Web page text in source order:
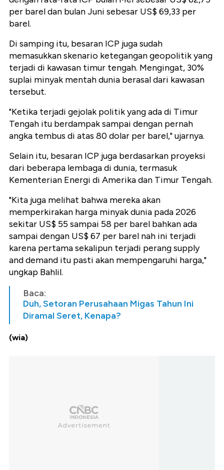
per barel dan bulan Juni sebesar US$ 69,33 per
barel.
Di samping itu, besaran ICP juga sudah
memasukkan skenario ketegangan geopolitik yang
terjadi di kawasan timur tengah. Mengingat, 30%
suplai minyak mentah dunia berasal dari kawasan
tersebut.
"Ketika terjadi gejolak politik yang ada di Timur
Tengah itu berdampak sampai dengan pernah
angka tembus di atas 80 dolar per barel," ujarnya.
Selain itu, besaran ICP juga berdasarkan proyeksi
dari beberapa lembaga di dunia, termasuk
Kementerian Energi di Amerika dan Timur Tengah.
"Kita juga melihat bahwa mereka akan
memperkirakan harga minyak dunia pada 2026
sekitar US$ 55 sampai 58 per barel bahkan ada
sampai dengan US$ 67 per barel nah ini terjadi
karena pertama sekalipun terjadi perang supply
and demand itu pasti akan mempengaruhi harga,"
ungkap Bahlil.
Baca:
Duh, Setoran Perusahaan Migas Tahun Ini
Diramal Seret, Kenapa?
(wia)